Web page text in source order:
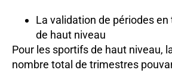
La validation de périodes
de haut niveau
Pour les sportifs de haut niveau,
nombre total de trimestres